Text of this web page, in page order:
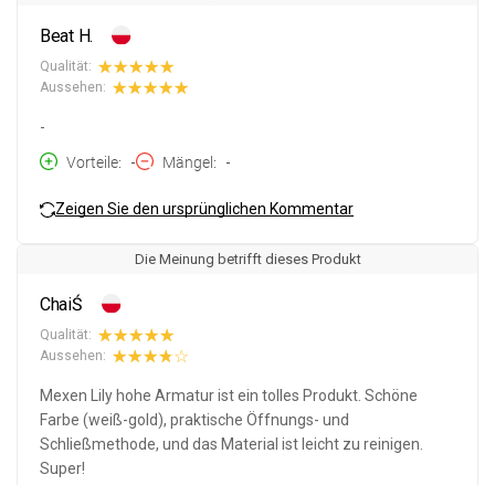
Beat H.
Qualität:
Aussehen:
-
Vorteile
- Mängel -
Zeigen Sie den ursprünglichen Kommentar
Die Meinung betrifft dieses Produkt
ChaiŚ
Qualität:
Aussehen:
Mexen Lily hohe Armatur ist ein tolles Produkt. Schöne
Farbe (weiß-gold), praktische Öffnungs- und
Schließmethode, und das Material ist leicht zu reinigen.
Super!